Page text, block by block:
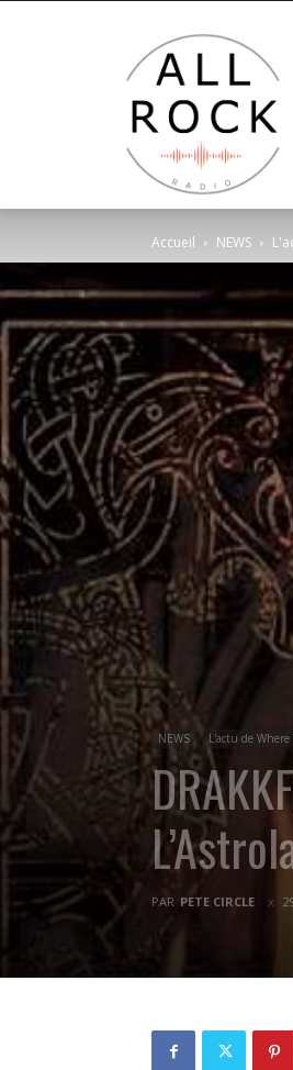
Accueil NEWS
NEWS L'actu de Where
PAR PETE CIRCLE